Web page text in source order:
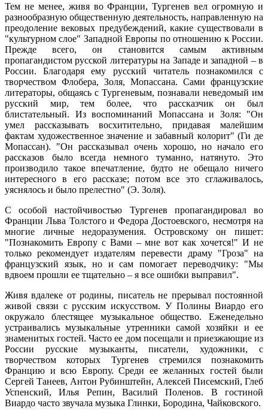
Тем не менее, живя во Франции, Тургенев вел огромную и
разнообразную общественную деятельность, направленную на
преодоление вековых предубеждений, какие существовали в
"культурном слое" Западной Европы по отношению к России.
Прежде всего, он становится самым активным
пропагандистом русской литературы на Западе и западной – в
России. Благодаря ему русский читатель познакомился с
творчеством Флобера, Золя, Мопассана. Сами французские
литераторы, общаясь с Тургеневым, познавали неведомый им
русский мир, тем более, что рассказчик он был
блистательный. Из воспоминаний Мопассана и Золя: "Он
умел рассказывать восхитительно, придавая малейшим
фактам художественное значение и забавный колорит" (Ги де
Мопассан). "Он рассказывал очень хорошо, но начало его
рассказов было всегда немного туманно, натянуто. Это
производило такое впечатление, будто не обещало ничего
интересного в его рассказе; потом все это сглаживалось,
уяснялось и было прелестно" (Э. Золя).
С особой настойчивостью Тургенев пропагандировал во
Франции Льва Толстого и Федора Достоевского, несмотря на
многие личные недоразумения. Островскому он пишет:
"Познакомить Европу с Вами – мне вот как хочется!" И не
только рекомендует издателям перевести драму "Гроза" на
французский язык, но и сам помогает переводчику: "Мы
вдвоем прошли ее тщательно – я все ошибки выправил".
Живя вдалеке от родины, писатель не прерывал постоянной
живой связи с русским искусством. У Полины Виардо его
окружало блестящее музыкальное общество. Еженедельно
устраивались музыкальные утренники самой хозяйки и ее
знаменитых гостей. Часто ее дом посещали и приезжающие из
России русские музыканты, писатели, художники, с
творчеством которых Тургенев стремился познакомить
Францию и всю Европу. Среди ее желанных гостей были
Сергей Танеев, Антон Рубинштейн, Алексей Писемский, Глеб
Успенский, Илья Репин, Василий Поленов. В гостиной
Виардо часто звучала музыка Глинки, Бородина, Чайковского.